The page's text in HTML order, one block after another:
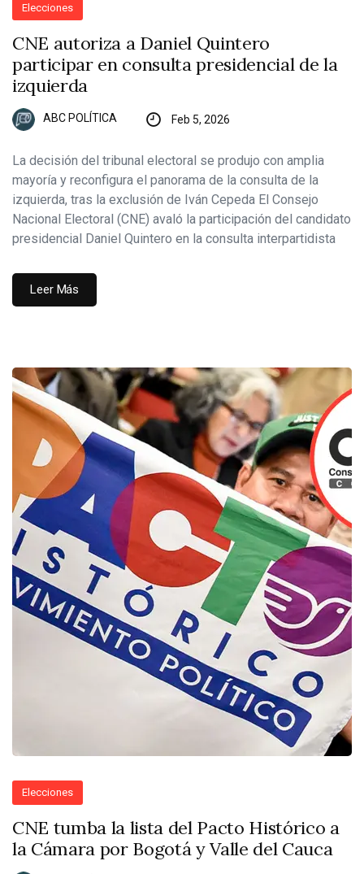
Elecciones
CNE autoriza a Daniel Quintero
participar en consulta presidencial de la
izquierda
ABC POLÍTICA Feb 5, 2026
La decisión del tribunal electoral se produjo con amplia
mayoría y reconfigura el panorama de la consulta de la
izquierda, tras la exclusión de Iván Cepeda El Consejo
Nacional Electoral (CNE) avaló la participación del candidato
presidencial Daniel Quintero en la consulta interpartidista
Leer Más
Elecciones
CNE tumba la lista del Pacto Histórico a
la Cámara por Bogotá y Valle del Cauca